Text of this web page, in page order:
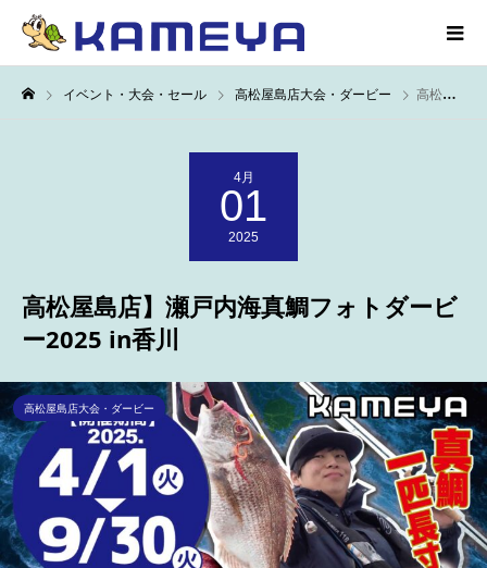
イベント・大会・セール 高松屋島店大会・ダービー 高松屋島店】瀬戸内海真鯛フォトダービー2025 in香川
4月
01
2025
高松屋島店】瀬戸内海真鯛フォトダービ
ー2025 in香川
高松屋島店大会・ダービー